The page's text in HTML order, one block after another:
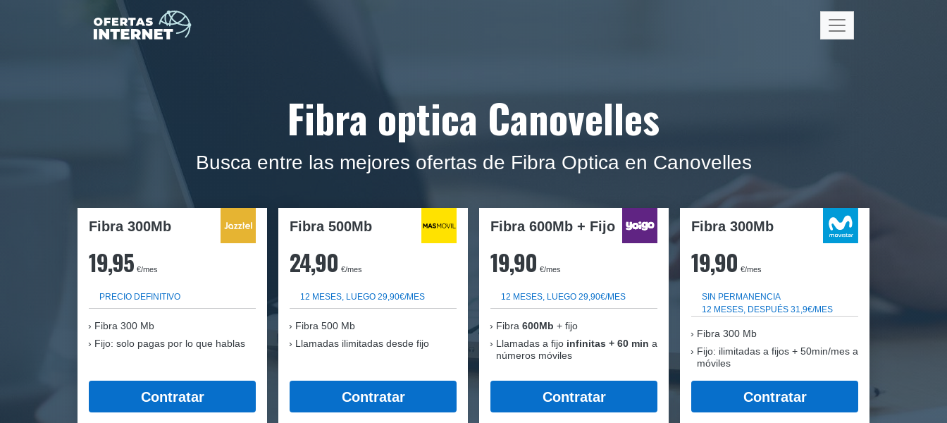
Fibra optica Canovelles
Busca entre las mejores ofertas de Fibra Optica en Canovelles
Fibra 300Mb
19,95 €/mes
PRECIO DEFINITIVO
Fibra 300 Mb
Fijo: solo pagas por lo que hablas
Contratar
Fibra 500Mb
24,90 €/mes
12 MESES, LUEGO 29,90€/MES
Fibra 500 Mb
Llamadas ilimitadas desde fijo
Contratar
Fibra 600Mb + Fijo
19,90 €/mes
12 MESES, LUEGO 29,90€/MES
Fibra 600Mb + fijo
Llamadas a fijo infinitas + 60 min a
números móviles
Contratar
Fibra 300Mb
19,90 €/mes
SIN PERMANENCIA
12 MESES, DESPUÉS 31,9€/MES
Fibra 300 Mb
Fijo: ilimitadas a fijos + 50min/mes a
móviles
Contratar